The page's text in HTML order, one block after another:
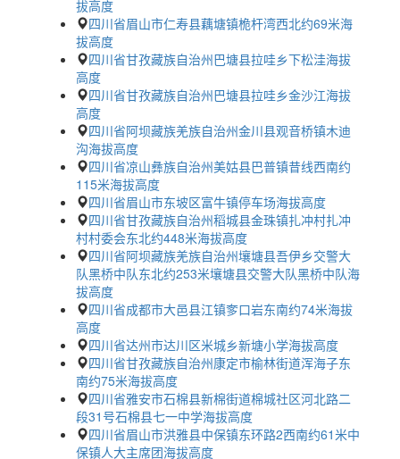
拔高度
四川省眉山市仁寿县藕塘镇桅杆湾西北约69米海
拔高度
四川省甘孜藏族自治州巴塘县拉哇乡下松洼海拔
高度
四川省甘孜藏族自治州巴塘县拉哇乡金沙江海拔
高度
四川省阿坝藏族羌族自治州金川县观音桥镇木迪
沟海拔高度
四川省凉山彝族自治州美姑县巴普镇昔线西南约
115米海拔高度
四川省眉山市东坡区富牛镇停车场海拔高度
四川省甘孜藏族自治州稻城县金珠镇扎冲村扎冲
村村委会东北约448米海拔高度
四川省阿坝藏族羌族自治州壤塘县吾伊乡交警大
队黑桥中队东北约253米壤塘县交警大队黑桥中队海
拔高度
四川省成都市大邑县江镇奓口岩东南约74米海拔
高度
四川省达州市达川区米城乡新塘小学海拔高度
四川省甘孜藏族自治州康定市榆林街道浑海子东
南约75米海拔高度
四川省雅安市石棉县新棉街道棉城社区河北路二
段31号石棉县七一中学海拔高度
四川省眉山市洪雅县中保镇东环路2西南约61米中
保镇人大主席团海拔高度